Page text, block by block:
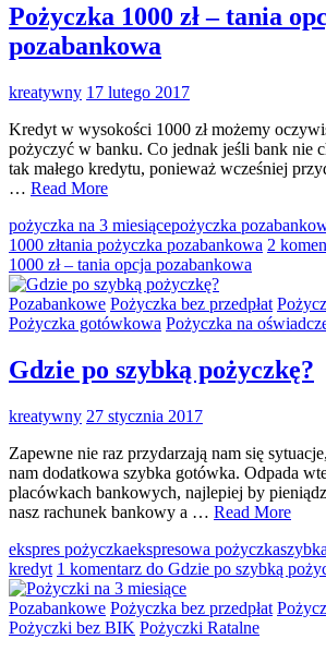
Pożyczka 1000 zł – tania
pozabankowa
kreatywny 17 lutego 2017
Kredyt w wysokości 1000 zł możemy
pożyczyć w banku. Co jednak jeśli bank nie
tak małego kredytu, ponieważ wcześniej
… Read More
pożyczka na 3 miesiącepożyczka
1000 złtania pożyczka pozabankowa 2
1000 zł – tania opcja pozabankowa
Pozabankowe Pożyczka bez przedpłat
Pożyczka gotówkowa Pożyczka na
Gdzie po szybką pożyczkę?
kreatywny 27 stycznia 2017
Zapewne nie raz przydarzają nam się
nam dodatkowa szybka gotówka. Odpada
placówkach bankowych, najlepiej by
nasz rachunek bankowy a … Read More
ekspres pożyczkaekspresowa pożyczka
kredyt 1 komentarz do Gdzie po szybką
Pozabankowe Pożyczka bez przedpłat
Pożyczki bez BIK Pożyczki Ratalne